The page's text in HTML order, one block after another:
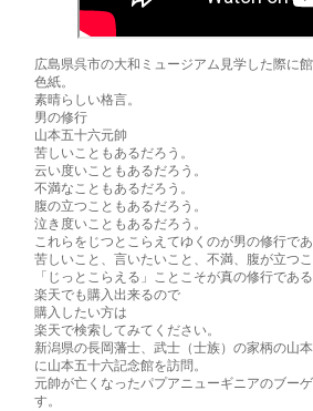
広島県呉市の大和ミュージアム見学した際に
色紙。
素晴らしい格言。
男の修行
山本五十六元帥
苦しいこともあるだろう。
云い度いこともあるだろう。
不満なこともあるだろう。
腹の立つこともあるだろう。
泣き度いこともあるだろう。
これらをじつとこらえてゆくのが男の修行であ
苦しいこと、言いたいこと、不満、腹が立つ
「じっとこらえる」ことこそが真の修行であ
楽天でも購入出来るので
購入したい方は
楽天で検索してみてください。
新潟県の長岡藩士、武士（士族）の家柄の山
に山本五十六記念館を訪問。
元帥が亡くなったパプアニューギニアのブー
す。